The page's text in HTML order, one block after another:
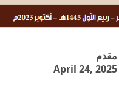
مقدم
April 24, 2025